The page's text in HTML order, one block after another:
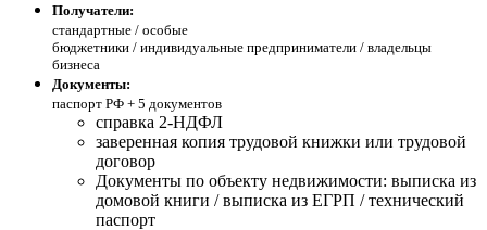
Получатели:
стандартные / особые
бюджетники / индивидуальные предприниматели / владельцы
бизнеса
Документы:
паспорт РФ + 5 документов
справка 2-НДФЛ
заверенная копия трудовой книжки или трудовой
договор
Документы по объекту недвижимости: выписка из
домовой книги / выписка из ЕГРП / технический
паспорт